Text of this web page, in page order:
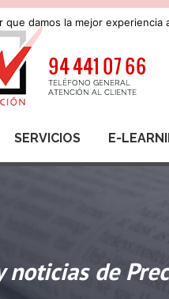
SERVICIOS E-
noticias de
que damos la mejor